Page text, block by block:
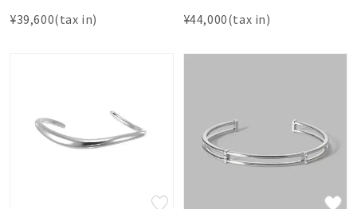
価格 ¥0
在庫ありのみ
¥39,600(tax in) ¥44,000(tax in)